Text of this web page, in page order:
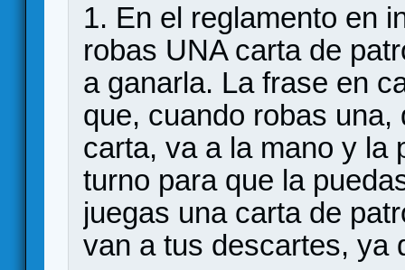
1. En el reglamento en
robas UNA carta de
a ganarla. La frase en
que, cuando robas
carta, va a la mano y la
turno para que la
juegas una carta de
van a tus descartes, ya